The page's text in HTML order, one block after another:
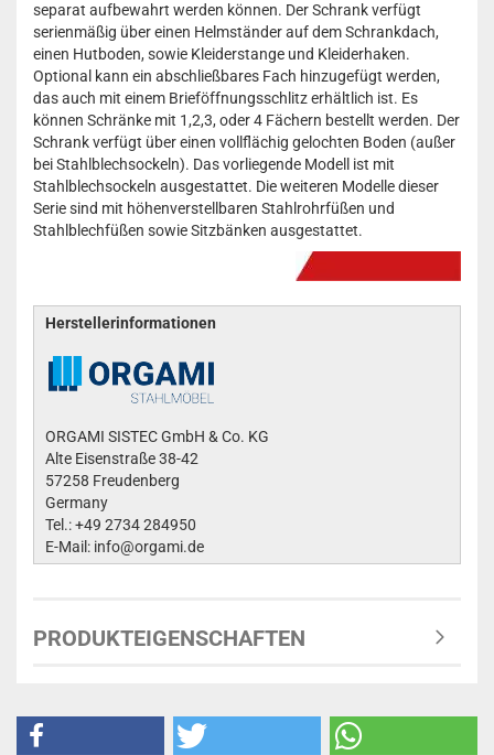
separat aufbewahrt werden können. Der Schrank verfügt
serienmäßig über einen Helmständer auf dem Schrankdach,
einen Hutboden, sowie Kleiderstange und Kleiderhaken.
Optional kann ein abschließbares Fach hinzugefügt werden,
das auch mit einem Brieföffnungsschlitz erhältlich ist. Es
können Schränke mit 1,2,3, oder 4 Fächern bestellt werden. Der
Schrank verfügt über einen vollflächig gelochten Boden (außer
bei Stahlblechsockeln). Das vorliegende Modell ist mit
Stahlblechsockeln ausgestattet. Die weiteren Modelle dieser
Serie sind mit höhenverstellbaren Stahlrohrfüßen und
Stahlblechfüßen sowie Sitzbänken ausgestattet.
Herstellerinformationen
ORGAMI SISTEC GmbH & Co. KG
Alte Eisenstraße 38-42
57258 Freudenberg
Germany
Tel.: +49 2734 284950
E-Mail: info@orgami.de
PRODUKTEIGENSCHAFTEN